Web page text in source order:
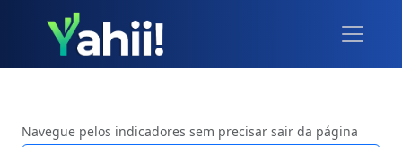
Navegue pelos indicadores sem precisar sair da página